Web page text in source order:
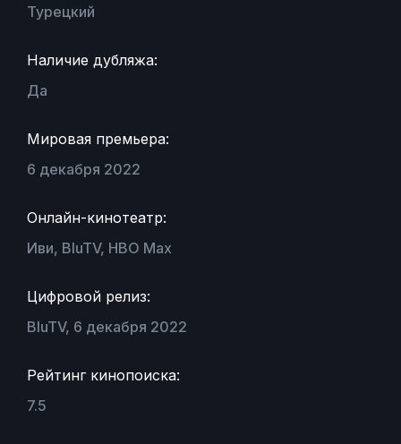
Турецкий
Наличие дубляжа:
Да
Мировая премьера:
6 декабря 2022
Онлайн-кинотеатр:
Иви, BluTV, HBO Max
Цифровой релиз:
BluTV, 6 декабря 2022
Рейтинг кинопоиска:
7.5